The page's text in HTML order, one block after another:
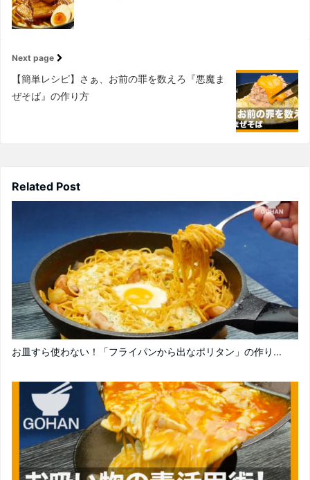
Next page
【簡単レシピ】さぁ、お前の罪を数えろ『悪魔ま
ぜそば』の作り方
Related Post
お皿すら使わない！「フライパンから出なポリタン」の作り...